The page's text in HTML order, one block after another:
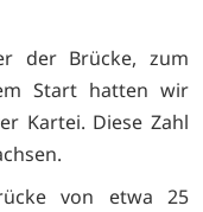
der Brücke, zum
Start hatten wir
Kartei. Diese Zahl
von etwa 25